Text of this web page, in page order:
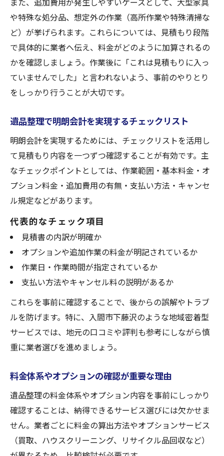
や特殊な処分品、想定外の作業（高所作業や特殊清掃な
ど）が挙げられます。これらについては、見積もり段階
で具体的に業者へ伝え、料金がどのように加算されるの
かを確認しましょう。作業後に「これは見積もりに入っ
ていませんでした」と言われないよう、事前のやりとり
をしっかり行うことが大切です。
遺品整理で明朗会計を実現するチェックリスト
明朗会計を実現するためには、チェックリストを活用し
て見積もり内容を一つずつ確認することが有効です。主
なチェックポイントとしては、作業範囲・基本料金・オ
プション料金・追加費用の有無・支払い方法・キャンセ
ル規定などがあります。
代表的なチェック項目
見積書の内訳が明確か
オプションや追加作業の料金が明記されているか
作業日・作業時間が指定されているか
支払い方法やキャンセル料の説明があるか
これらを事前に確認することで、後からの誤解やトラブ
ルを防げます。特に、入間市下藤沢のような地域密着型
サービスでは、地元の口コミや評判も参考にしながら慎
重に業者選びを進めましょう。
料金体系やオプションの確認が重要な理由
遺品整理の料金体系やオプション内容を事前にしっかり
確認することは、納得できるサービス選びには欠かせま
せん。業者ごとに料金の算出方法やオプションサービス
（買取、ハウスクリーニング、リサイクル品回収など）